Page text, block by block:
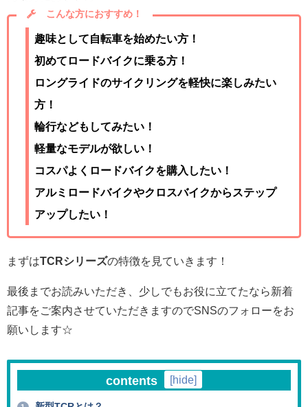
こんな方におすすめ！
趣味として自転車を始めたい方！
初めてロードバイクに乗る方！
ロングライドのサイクリングを軽快に楽しみたい
方！
輪行などもしてみたい！
軽量なモデルが欲しい！
コスパよくロードバイクを購入したい！
アルミロードバイクやクロスバイクからステップ
アップしたい！
まずはTCRシリーズの特徴を見ていきます！
最後までお読みいただき、少しでもお役に立てたなら新着
記事をご案内させていただきますのでSNSのフォローをお
願いします☆
contents [hide]